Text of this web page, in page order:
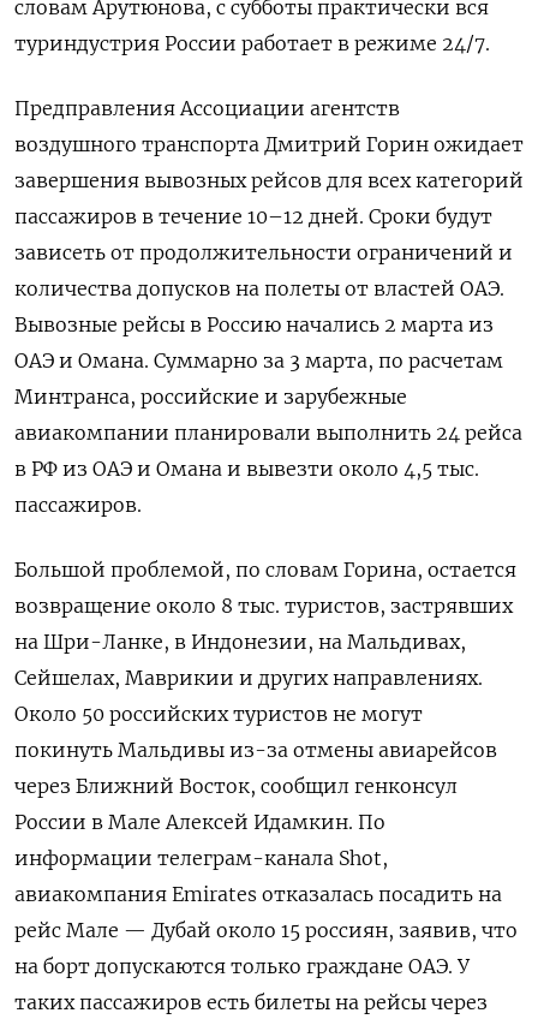
словам Арутюнова, с субботы практически вся
туриндустрия России работает в режиме 24/7.
Предправления Ассоциации агентств
воздушного транспорта Дмитрий Горин ожидает
завершения вывозных рейсов для всех категорий
пассажиров в течение 10–12 дней. Сроки будут
зависеть от продолжительности ограничений и
количества допусков на полеты от властей ОАЭ.
Вывозные рейсы в Россию начались 2 марта из
ОАЭ и Омана. Суммарно за 3 марта, по расчетам
Минтранса, российские и зарубежные
авиакомпании планировали выполнить 24 рейса
в РФ из ОАЭ и Омана и вывезти около 4,5 тыс.
пассажиров.
Большой проблемой, по словам Горина, остается
возвращение около 8 тыс. туристов, застрявших
на Шри-Ланке, в Индонезии, на Мальдивах,
Сейшелах, Маврикии и других направлениях.
Около 50 российских туристов не могут
покинуть Мальдивы из-за отмены авиарейсов
через Ближний Восток, сообщил генконсул
России в Мале Алексей Идамкин. По
информации телеграм-канала Shot,
авиакомпания Emirates отказалась посадить на
рейс Мале — Дубай около 15 россиян, заявив, что
на борт допускаются только граждане ОАЭ. У
таких пассажиров есть билеты на рейсы через